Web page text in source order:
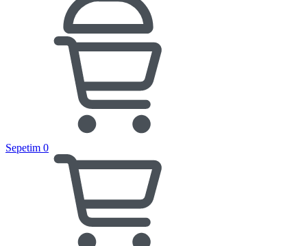
Sepetim 0